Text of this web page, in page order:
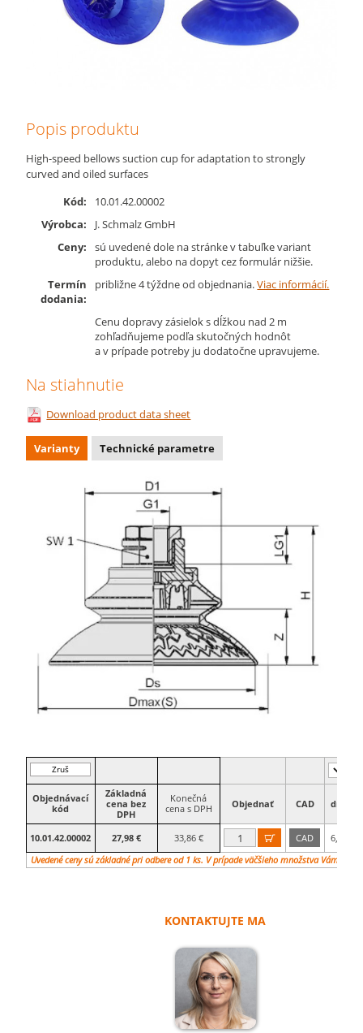
Popis produktu
High-speed bellows suction cup for adaptation to strongly
curved and oiled surfaces
Kód:
10.01.42.00002
Výrobca:
J. Schmalz GmbH
Ceny:
sú uvedené dole na stránke v tabuľke variant
produktu, alebo na dopyt cez formulár nižšie.
Termín
dodania:
približne 4 týždne od objednania.Viac informácií.
Cenu dopravy zásielok s dĺžkou nad 2 m
zohľadňujeme podľa skutočných hodnôt
a v prípade potreby ju dodatočne upravujeme.
Na stiahnutie
Download product data sheet
Varianty Technické parametre
Zruš
filter
Objednávací
kód
Základná
cena bez
DPH
Konečná
cena s DPH
Objednať CAD dn
10.01.42.00002 27,98 € 33,86 €  CAD
6,1
Uvedené ceny sú základné pri odbere od 1 ks. V prípade väčšieho množstva Vám
KONTAKTUJTE MA